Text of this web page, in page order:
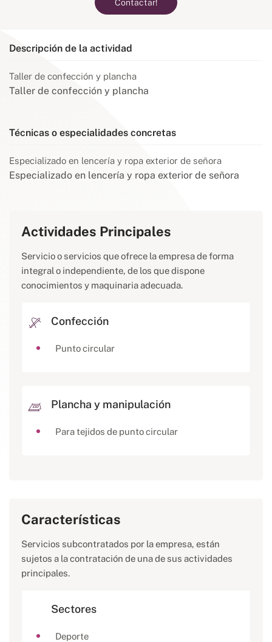
Contactar!
Descripción de la actividad
Taller de confección y plancha
Taller de confección y plancha
Técnicas o especialidades concretas
Especializado en lencería y ropa exterior de señora
Especializado en lencería y ropa exterior de señora
Actividades Principales
Servicio o servicios que ofrece la empresa de forma
integral o independiente, de los que dispone
conocimientos y maquinaria adecuada.
Confección
Punto circular
Plancha y manipulación
Para tejidos de punto circular
Características
Servicios subcontratados por la empresa, están
sujetos a la contratación de una de sus actividades
principales.
Sectores
Deporte